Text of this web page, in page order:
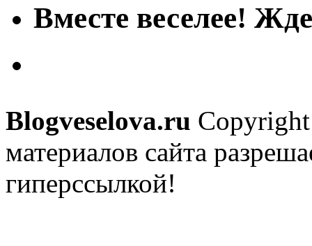
Вместе веселее!
Blogveselova.ru
материалов сайта
гиперссылкой!